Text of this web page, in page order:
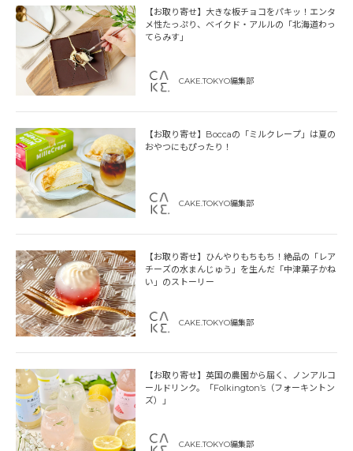
【お取り寄せ】大きな板チョコをパキッ！エンタ
メ性たっぷり、ベイクド・アルルの「北海道わっ
てらみす」
CAKE.TOKYO編集部
【お取り寄せ】Boccaの「ミルクレープ」は夏の
おやつにもぴったり！
CAKE.TOKYO編集部
【お取り寄せ】ひんやりもちもち！絶品の「レア
チーズの水まんじゅう」を生んだ「中津菓子かね
い」のストーリー
CAKE.TOKYO編集部
【お取り寄せ】英国の農園から届く、ノンアルコ
ールドリンク。「Folkington’s（フォーキントン
ズ）」
CAKE.TOKYO編集部